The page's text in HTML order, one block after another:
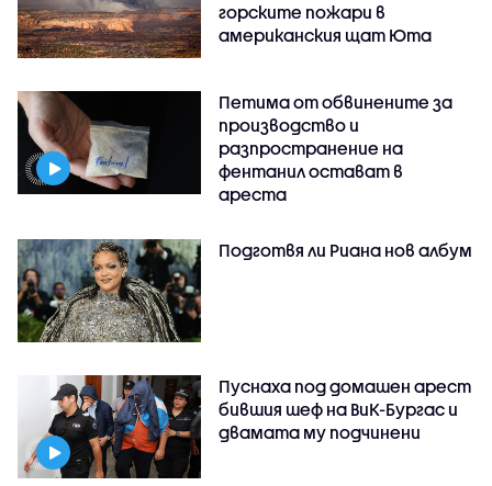
горските пожари в
американския щат Юта
Петима от обвинените за
производство и
разпространение на
фентанил остават в
ареста
Подготвя ли Риана нов албум
Пуснаха под домашен арест
бившия шеф на ВиК-Бургас и
двамата му подчинени